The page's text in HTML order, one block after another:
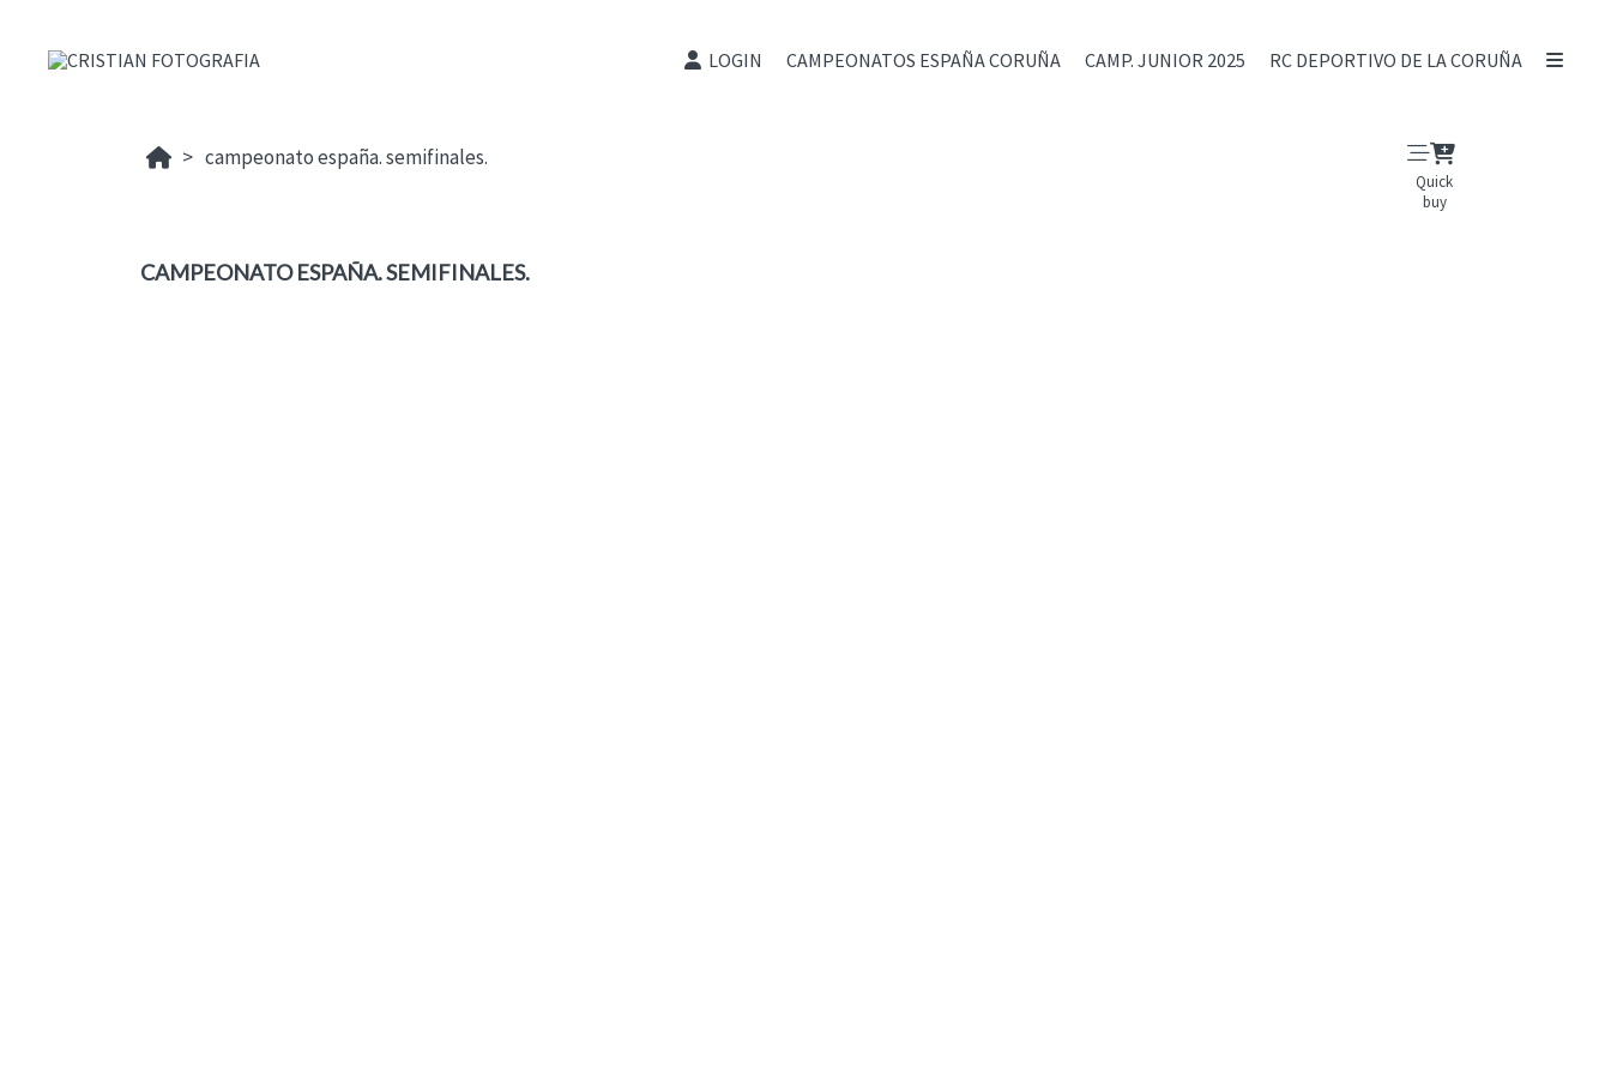
LOGIN CAMPEONATOS ESPAÑA CORUÑA CAMP. JUNIOR 2025 RC DEPORTIVO DE LA CORUÑA
campeonato españa. semifinales.
Quick
buy
CAMPEONATO ESPAÑA. SEMIFINALES.